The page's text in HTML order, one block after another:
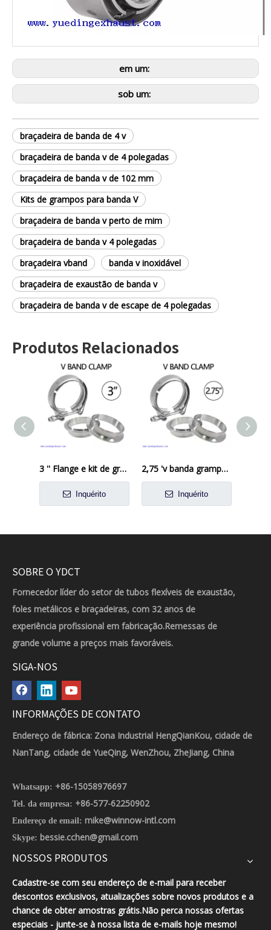
em um:
sob um:
braçadeira de banda de 4 v
braçadeira de banda v de 4 polegadas
braçadeira de banda v de 102 mm
Kits de grampos para banda V
braçadeira de banda v perto de mim
braçadeira de banda v 4 polegadas
braçadeira vband
banda v inoxidável
braçadeira de exaustão de banda v
braçadeira de banda v de escape de 4 polegadas
Produtos Relacionados
3 '' Flange e kit de grampo em V para tubos de escape turbo
Inquérito
2,75 'v banda grampo inoxidável 2 3/4 ' kit de flange de escape design masculino feminino design
Inquérito
SOBRE O YDCT
Fornecedor líder do setor de tubos flexíveis de exaustão,
foles metálicos e braçadeiras, com 32 anos de
experiência profissional em fabricação.Remessas de
grande volume a preços mais favoráveis.
SIGA-NOS
INFORMAÇÕES DE CONTATO
Endereço de fábrica: Zona Industrial HengQianKou, cidade de
NanTang, cidade de YueQing, WenZhou, ZheJiang, China
Whatsapp: +86-15058976697
Tel. da empresa: +86-577-62250902
Endereço de email: mike@winnow-intl.com
Skype: bessie.cchen@gmail.com
NOSSOS PRODUTOS
Cadastre-se com seu endereço de e-mail para receber
descontos exclusivos, atualizações sobre novos produtos e a
chance de obter amostras grátis.Não perca nossas ofertas
especiais - junte-se à nossa lista de e-mails hoje mesmo!